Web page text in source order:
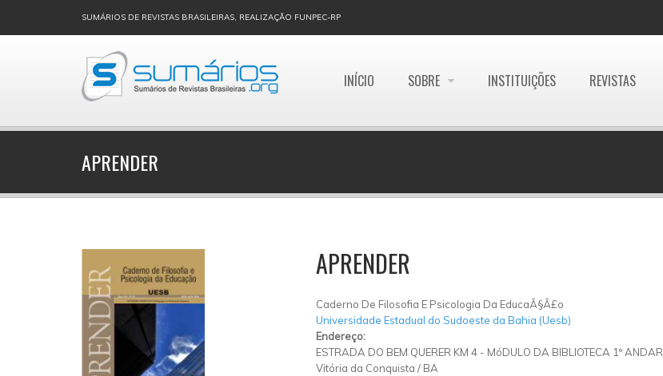
SUMÁRIOS DE REVISTAS BRASILEIRAS, REALIZAÇÃO FUNPEC-RP
INÍCIO SOBRE INSTITUIÇÕES REVISTAS
APRENDER
APRENDER
Caderno De Filosofia E Psicologia Da EducaÃ§Ã£o
Universidade Estadual do Sudoeste da Bahia (Uesb)
Endereço:
ESTRADA DO BEM QUERER KM 4 - MóDULO DA BIBLIOTECA 1º ANDAR
Vitória da Conquista / BA